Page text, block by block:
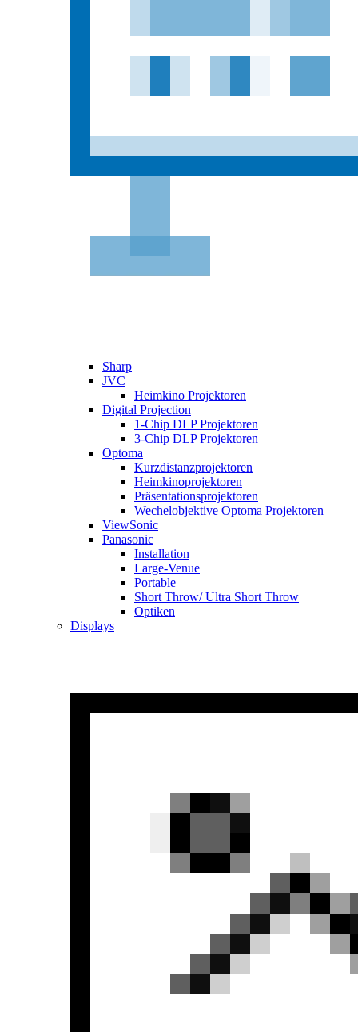
Sharp
JVC
Heimkino Projektoren
Digital Projection
1-Chip DLP Projektoren
3-Chip DLP Projektoren
Optoma
Kurzdistanzprojektoren
Heimkinoprojektoren
Präsentationsprojektoren
Wechelobjektive Optoma Projektoren
ViewSonic
Panasonic
Installation
Large-Venue
Portable
Short Throw/ Ultra Short Throw
Optiken
Displays